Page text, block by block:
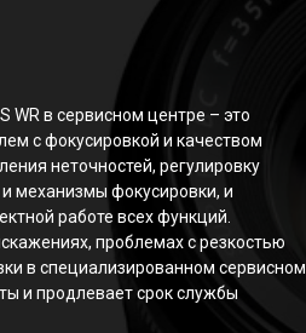
WR в сервисном центре – это
с фокусировкой и качеством
неточностей, регулировку
механизмы фокусировки, и
работе всех функций.
проблемах с резкостью
в специализированном сервисном
и продлевает срок службы